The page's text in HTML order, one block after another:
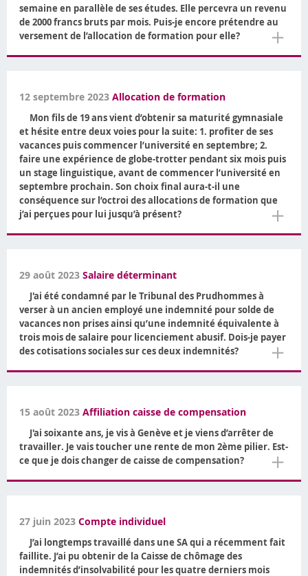
semaine en parallèle de ses études. Elle percevra un revenu
de 2000 francs bruts par mois. Puis-je encore prétendre au
versement de l’allocation de formation pour elle?
＋
12 septembre 2023 Allocation de formation
Mon fils de 19 ans vient d’obtenir sa maturité gymnasiale
et hésite entre deux voies pour la suite: 1. profiter de ses
vacances puis commencer l’université en septembre; 2.
faire une expérience de globe-trotter pendant six mois puis
un stage linguistique, avant de commencer l’université en
septembre prochain. Son choix final aura-t-il une
conséquence sur l’octroi des allocations de formation que
j’ai perçues pour lui jusqu’à présent?
＋
29 août 2023 Salaire déterminant
J'ai été condamné par le Tribunal des Prudhommes à
verser à un ancien employé une indemnité pour solde de
vacances non prises ainsi qu’une indemnité équivalente à
trois mois de salaire pour licenciement abusif. Dois-je payer
des cotisations sociales sur ces deux indemnités?
＋
15 août 2023 Affiliation caisse de compensation
J'ai soixante ans, je vis à Genève et je viens d’arrêter de
travailler. Je vais toucher une rente de mon 2ème pilier. Est-
ce que je dois changer de caisse de compensation?
＋
27 juin 2023 Compte individuel
J’ai longtemps travaillé dans une SA qui a récemment fait
faillite. J’ai pu obtenir de la Caisse de chômage des
indemnités d’insolvabilité pour les quatre derniers mois